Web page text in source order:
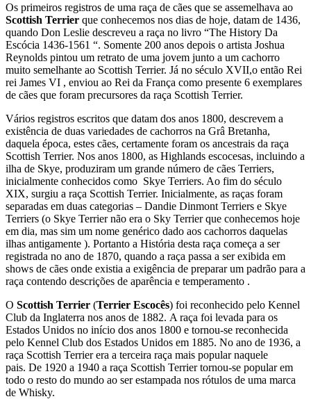
Os primeiros registros de uma raça de cães que se assemelhava ao
Scottish Terrier que conhecemos nos dias de hoje, datam de 1436,
quando Don Leslie descreveu a raça no livro “The History Da
Escócia 1436-1561 “. Somente 200 anos depois o artista Joshua
Reynolds pintou um retrato de uma jovem junto a um cachorro
muito semelhante ao Scottish Terrier. Já no século XVII,o então Rei
rei James VI , enviou ao Rei da França como presente 6 exemplares
de cães que foram precursores da raça Scottish Terrier.
Vários registros escritos que datam dos anos 1800, descrevem a
existência de duas variedades de cachorros na Grâ Bretanha,
daquela época, estes cães, certamente foram os ancestrais da raça
Scottish Terrier. Nos anos 1800, as Highlands escocesas, incluindo a
ilha de Skye, produziram um grande número de cães Terriers,
inicialmente conhecidos como Skye Terriers. Ao fim do século
XIX, surgiu a raça Scottish Terrier. Inicialmente, as raças foram
separadas em duas categorias – Dandie Dinmont Terriers e Skye
Terriers (o Skye Terrier não era o Sky Terrier que conhecemos hoje
em dia, mas sim um nome genérico dado aos cachorros daquelas
ilhas antigamente ). Portanto a História desta raça começa a ser
registrada no ano de 1870, quando a raça passa a ser exibida em
shows de cães onde existia a exigência de preparar um padrão para a
raça contendo descrições de aparência e temperamento .
O Scottish Terrier (Terrier Escocês) foi reconhecido pelo Kennel
Club da Inglaterra nos anos de 1882. A raça foi levada para os
Estados Unidos no início dos anos 1800 e tornou-se reconhecida
pelo Kennel Club dos Estados Unidos em 1885. No ano de 1936, a
raça Scottish Terrier era a terceira raça mais popular naquele
pais. De 1920 a 1940 a raça Scottish Terrier tornou-se popular em
todo o resto do mundo ao ser estampada nos rótulos de uma marca
de Whisky.